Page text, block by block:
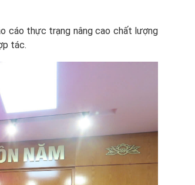
cáo thực trạng nâng cao chất lượng
tác.